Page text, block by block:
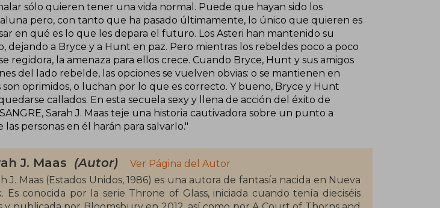
sólo quieren tener una vida normal. Puede que hayan sido los
pero, con tanto que ha pasado últimamente, lo único que quieren es
en qué es lo que les depara el futuro.​ Los Asteri han mantenido su
dejando a Bryce y a Hunt en paz. Pero mientras los rebeldes poco a poco
regidora, la amenaza para ellos crece. Cuando Bryce, Hunt y sus amigos
del lado rebelde, las opciones se vuelven obvias: o se mantienen en
son oprimidos, o luchan por lo que es correcto. Y bueno, Bryce y Hunt
callados.​ En esta secuela sexy y llena de acción del éxito de
Sarah J. Maas teje una historia cautivadora sobre un punto a
personas en él harán para salvarlo.​"
J. Maas (Autor)
Ver Página del Autor
J. Maas (Estados Unidos, 1986) es una autora de fantasía nacida en Nueva
Es conocida por la serie Throne of Glass, iniciada cuando tenía dieciséis